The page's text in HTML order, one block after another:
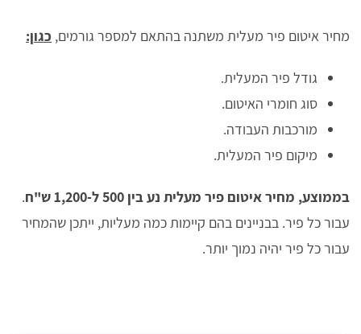
מחיר איטום פיר מעלית משתנה בהתאם למספר גורמים, כגון:
גודל פיר המעלית.
סוג חומרי האיטום.
מורכבות העבודה.
מיקום פיר המעלית.
בממוצע, מחיר איטום פיר מעלית נע בין 500 ל-1,200 ש"ח
.
עבור כל פיר. בבניינים בהם קיימות כמה מעליות, ייתכן שהמחיר
עבור כל פיר יהיה נמוך יותר.